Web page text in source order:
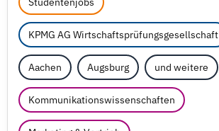
KPMG AG Wirtschaftsprüfungsgesellschaft
Aachen Augsburg und weitere
Kommunikationswissenschaften